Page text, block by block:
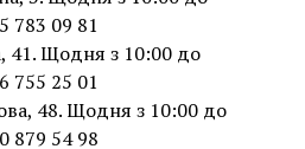
783 09 81
41. Щодня з 10:00 до
755 25 01
48. Щодня з 10:00 до
879 54 98